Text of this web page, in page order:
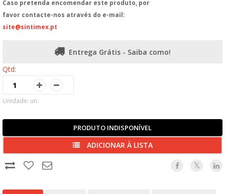
Caso pretenda encomendar este produto, por
favor contacte-nos através do e-mail:
site@sintimex.pt
Entrega Grátis - Saiba como!
Qtd:
Unidade: un.
PRODUTO INDISPONÍVEL
ADICIONAR À LISTA